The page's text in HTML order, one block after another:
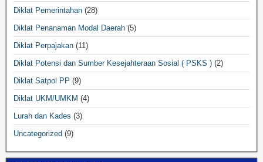
Diklat Pemerintahan (28)
Diklat Penanaman Modal Daerah (5)
Diklat Perpajakan (11)
Diklat Potensi dan Sumber Kesejahteraan Sosial ( PSKS ) (2)
Diklat Satpol PP (9)
Diklat UKM/UMKM (4)
Lurah dan Kades (3)
Uncategorized (9)